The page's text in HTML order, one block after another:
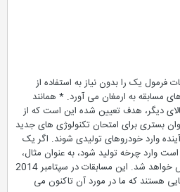
یک را بدون نیاز به استفاده از
به ارمغان می آورد. * همانند
دیگر، هدف تعیین شده این است که از
بستری برای امتحان تکنولوژی های جدید
وارد خودروهای تولیدی شوند. اگر یک
وارد چرخه تولید شود، به عنوان مثال،
برای نخستین با در اینجا آزمایش خواهد شد. این مسابقات در سپتامبر 2014
هستند که ما در مورد آن تاکنون می